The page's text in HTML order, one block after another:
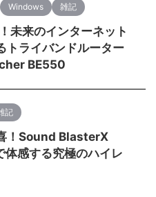
Windows 雑記
未来のインターネット
トライバンドルーター
BE550
記
！Sound BlasterX
感する究極のハイレ